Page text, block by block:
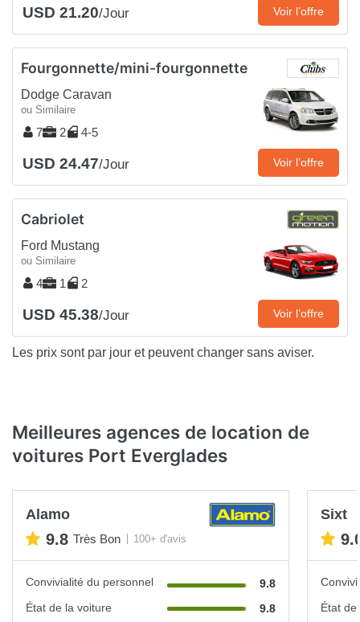
USD 21.20/Jour Voir l’offre
Fourgonnette/mini-fourgonnette
Dodge Caravan
ou Similaire
7 2 4-5
USD 24.47/Jour Voir l’offre
Cabriolet
Ford Mustang
ou Similaire
4 1 2
USD 45.38/Jour Voir l’offre
Les prix sont par jour et peuvent changer sans aviser.
Meilleures agences de location de
voitures Port Everglades
Alamo
9.8 Très Bon 100+ d'avis
Convivialité du personnel
9.8
État de la voiture
9.8
Sixt
État